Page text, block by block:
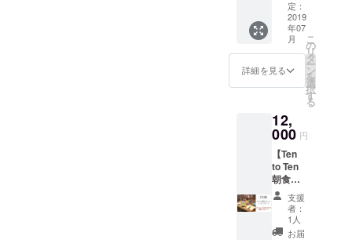
い。 ※
事前に
お電話
やメー
で打ち
合わせ
があり
ます。
7,000Ye
n ・A
messa
ge card
from
Karina
・One
day
ト （送
料込
み）
5,000Ye
n ・A
messa
ge card
・4 Ten
to Ten ×
North
Island
beer
collabo
ration
craft
beers
For
サイ
ズ明記
をお願
いしま
す ・カ
バン
※カラー
はお選
びいた
だけま
せんの
でご了
承くだ
さい。
※アイテ
ム名を
円 現
在、立
ち上げ
中の
ミー
ティン
グに参
加する
できま
す。 実
際のゲ
ストハ
ウス開
業に興
味があ
る人向
け！！
実際の
定：
2019
年07
月
詳細を見る
こ
の
リ
タ
ー
ン
を
選
択
す
る
12,
000 円
【Ten
to Ten
朝食パ
スポー
ト】
12000
円 以下
支援
者：
1人
お届